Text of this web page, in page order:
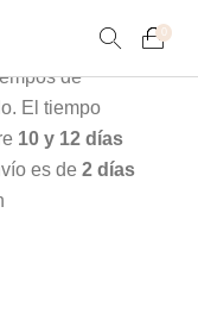
0
especialmente
medidas de
de
El tiempo
10 y 12 días
es de2 días